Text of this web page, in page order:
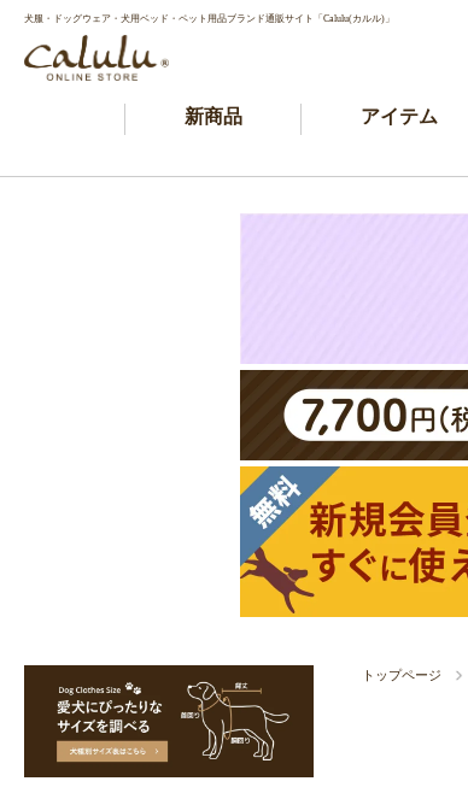
犬服・ドッグウェア・犬用ベッド・ペット用品ブランド通販サイト「Calulu(カルル)」
新商品 アイテム
トップページ